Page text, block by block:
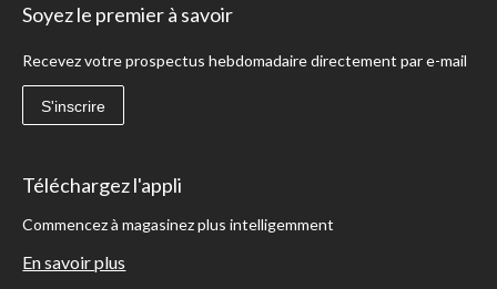
Soyez le premier à savoir
Recevez votre prospectus hebdomadaire directement par e-mail
S'inscrire
Téléchargez l'appli
Commencez à magasinez plus intelligemment
En savoir plus